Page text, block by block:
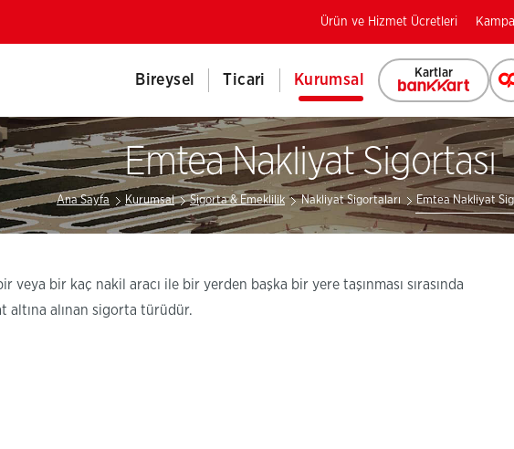
Ürün ve Hizmet Ücretleri
Bireysel Ticari Kurumsal Kartlar
Emtea Nakliyat Sigortası
Ana Sayfa Kurumsal Sigorta & Emeklilik Nakliyat Sigortaları Emtea Nakliyat
bir kaç nakil aracı ile bir yerden başka bir yere taşınması sırasında
altına alınan sigorta türüdür.